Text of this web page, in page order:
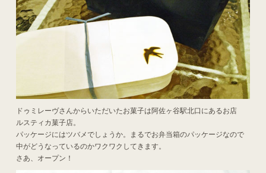
ドゥミレーヴさんからいただいたお菓子は阿佐ヶ谷駅北口にあるお店
ルスティカ菓子店。
パッケージにはツバメでしょうか。まるでお弁当箱のパッケージなので
中がどうなっているのかワクワクしてきます。
さあ、オープン！